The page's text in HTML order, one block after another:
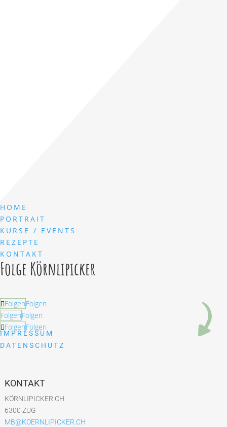
HOME
PORTRAIT
KURSE / EVENTS
REZEPTE
KONTAKT
Folge Körnlipicker
FolgenFolgen
FolgenFolgen
FolgenFolgen
IMPRESSUM
DATENSCHUTZ
KONTAKT
KÖRNLIPICKER.CH
6300 ZUG
MB@KOERNLIPICKER.CH